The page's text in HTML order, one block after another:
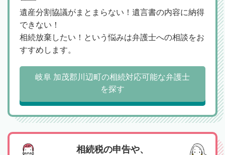
遺産分割協議がまとまらない！遺言書の内容に納得
できない！
相続放棄したい！という悩みは弁護士への相談をお
すすめします。
岐阜 加茂郡川辺町の相続対応可能な弁護士
を探す
相続税の申告や、